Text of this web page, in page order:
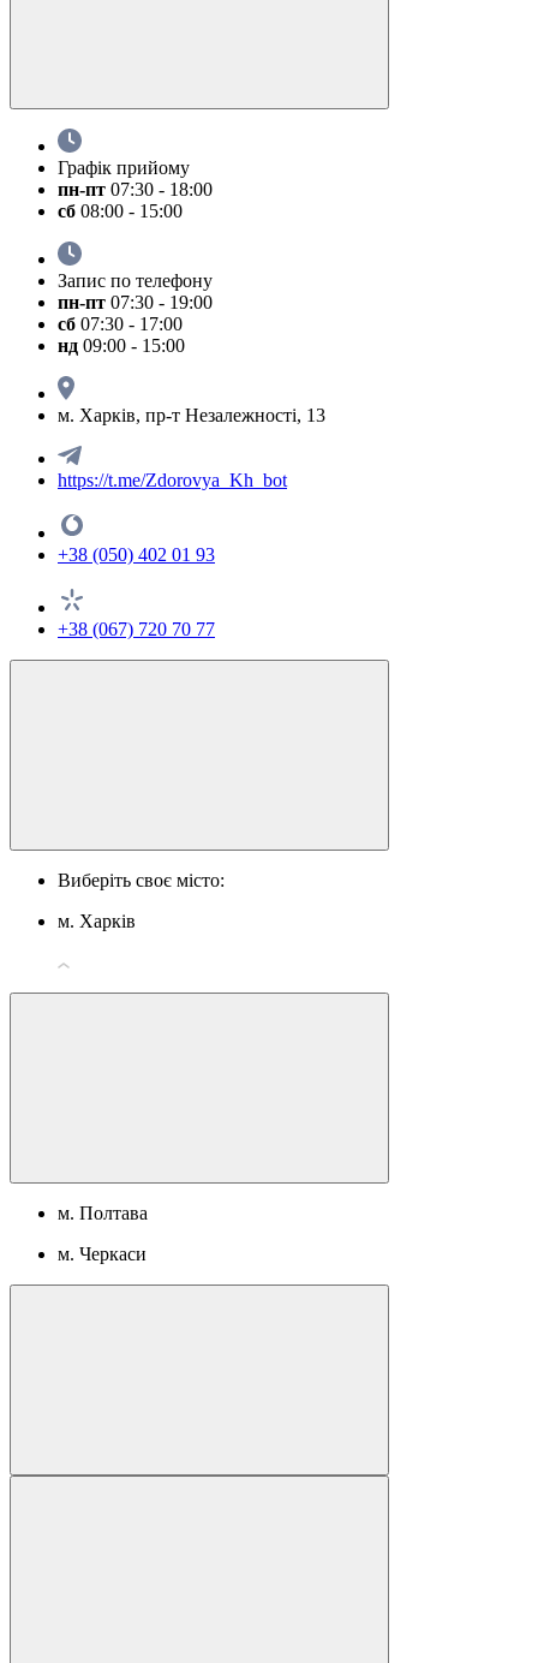
Графік прийому
пн-пт 07:30 - 18:00
сб 08:00 - 15:00
Запис по телефону
пн-пт 07:30 - 19:00
сб 07:30 - 17:00
нд 09:00 - 15:00
м. Харків, пр-т Незалежності, 13
https://t.me/Zdorovya_Kh_bot
+38 (050) 402 01 93
+38 (067) 720 70 77
Виберіть своє місто:
м. Харків
м. Полтава
м. Черкаси